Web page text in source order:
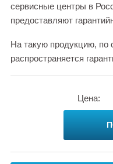
сервисные центры в
предоставляют
На такую продукцию, по
распространяется
Цена: